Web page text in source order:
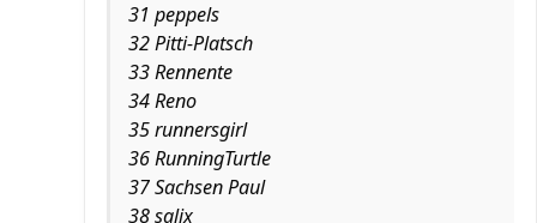
31 peppels
32 Pitti-Platsch
33 Rennente
34 Reno
35 runnersgirl
36 RunningTurtle
37 Sachsen Paul
38 salix